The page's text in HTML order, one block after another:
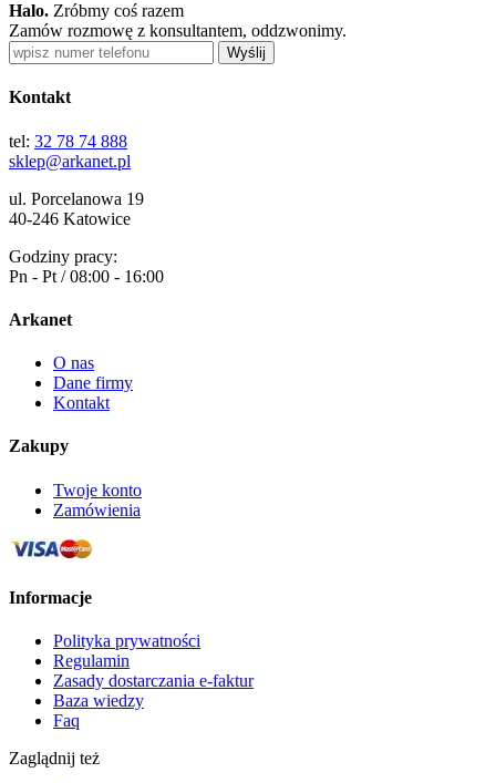
Halo. Zróbmy coś razem
Zamów rozmowę z konsultantem, oddzwonimy.
Wyślij
Kontakt
tel: 32 78 74 888
sklep@arkanet.pl
ul. Porcelanowa 19
40-246 Katowice
Godziny pracy:
Pn - Pt / 08:00 - 16:00
Arkanet
O nas
Dane firmy
Kontakt
Zakupy
Twoje konto
Zamówienia
Informacje
Polityka prywatności
Regulamin
Zasady dostarczania e-faktur
Baza wiedzy
Faq
Zaglądnij też